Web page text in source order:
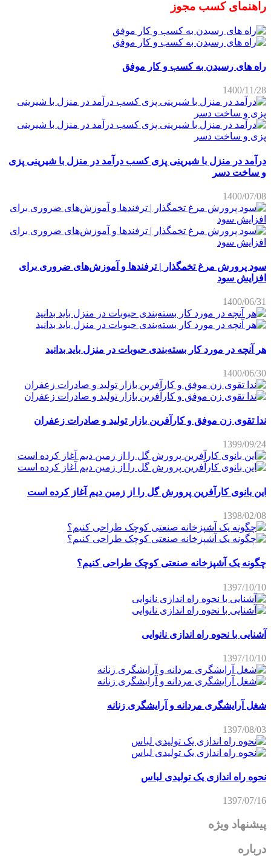
راهنمای کسب مجوز
راه های رسیدن به کسب و کار موفق
1400/11/28
درآمد در منزل با شیرینی پزی کسب درآمد در منزل با شیرینی پزی
و ساخت دسر
1400/07/08
سود پرورش مرغ تخمگذار | ترفندها و آموزش‌های ضروری برای
افزایش سود
1400/06/31
هر آنچه در مورد کار بسته‌بندی حبوبات در منزل باید بدانید
1400/06/30
ندا تقوی زن موفق و کارآفرین بازار تولید و صادرات زعفران
1399/09/24
این بانوی کارآفرین پرورش گل را از زمین دیم آغاز کرده است
1398/02/08
چگونه یک آشپزخانه صنعتی کوچک طراحی کنیم؟
1397/10/10
آشنایی با نحوه راه اندازی نانوایی
1397/10/10
شغل آرایشگری مردانه و آرایشگری زنانه
1397/08/03
نحوه راه اندازی یک تولیدی لباس
1397/07/16
پیشنهاد ویژه
درباره